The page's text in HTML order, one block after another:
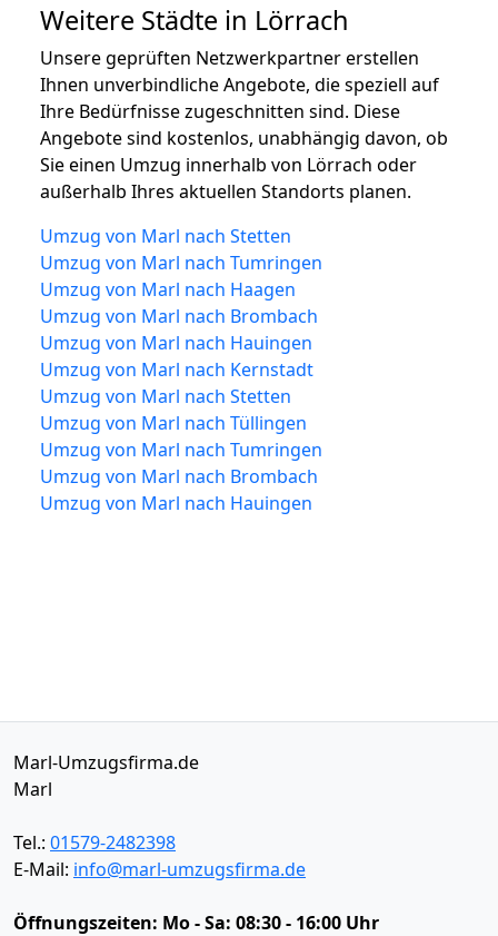
Weitere Städte in Lörrach
Unsere geprüften Netzwerkpartner erstellen
Ihnen unverbindliche Angebote, die speziell auf
Ihre Bedürfnisse zugeschnitten sind. Diese
Angebote sind kostenlos, unabhängig davon, ob
Sie einen Umzug innerhalb von Lörrach oder
außerhalb Ihres aktuellen Standorts planen.
Umzug von Marl nach Stetten
Umzug von Marl nach Tumringen
Umzug von Marl nach Haagen
Umzug von Marl nach Brombach
Umzug von Marl nach Hauingen
Umzug von Marl nach Kernstadt
Umzug von Marl nach Stetten
Umzug von Marl nach Tüllingen
Umzug von Marl nach Tumringen
Umzug von Marl nach Brombach
Umzug von Marl nach Hauingen
Marl-Umzugsfirma.de
Marl
Tel.: 01579-2482398
E-Mail: info@marl-umzugsfirma.de
Öffnungszeiten: Mo - Sa: 08:30 - 16:00 Uhr